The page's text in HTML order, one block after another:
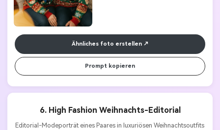
Ähnliches foto erstellen
Prompt kopieren
6. High Fashion Weihnachts-Editorial
Editorial-Modeporträt eines Paares in luxuriösen Weihnachtsoutfits